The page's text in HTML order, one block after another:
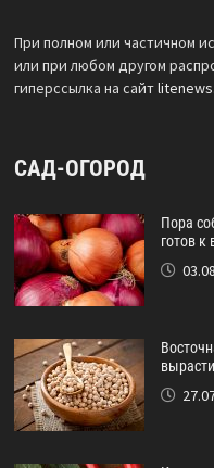
При полном или частичном
или при любом другом
гиперссылка на сайт
САД-ОГОРОД
Пора
готов